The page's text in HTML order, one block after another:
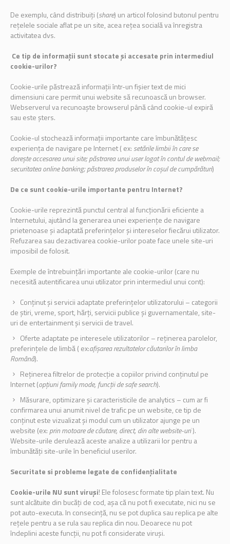
De exemplu, când distribuiți (share) un articol folosind butonul pentru
rețelele sociale aflat pe un site, acea rețea socială va înregistra
activitatea dvs.
Ce tip de informații sunt stocate și accesate prin intermediul
cookie-urilor?
Cookie-urile păstrează informații într-un fișier text de mici
dimensiuni care permit unui website să recunoască un browser.
Webserverul va recunoaște browserul până când cookie-ul expiră
sau este șters.
Cookie-ul stochează informații importante care îmbunătățesc
experiența de navigare pe Internet ( ex: setările limbii în care se
dorește accesarea unui site; păstrarea unui user logat în contul de webmail;
securitatea online banking; păstrarea produselor în coșul de cumpărături)
De ce sunt cookie-urile importante pentru Internet?
Cookie-urile reprezintă punctul central al funcționării eficiente a
Internetului, ajutând la generarea unei experiențe de navigare
prietenoase și adaptată preferințelor și intereselor fiecărui utilizator.
Refuzarea sau dezactivarea cookie-urilor poate face unele site-uri
imposibil de folosit.
Exemple de întrebuințări importante ale cookie-urilor (care nu
necesită autentificarea unui utilizator prin intermediul unui cont):
Conținut și servicii adaptate preferințelor utilizatorului – categorii
de știri, vreme, sport, hărți, servicii publice și guvernamentale, site-
uri de entertainment și servicii de travel.
Oferte adaptate pe interesele utilizatorilor – reținerea parolelor,
preferințele de limbă ( ex:afișarea rezultatelor căutarilor în limba
Română).
Reținerea filtrelor de protecție a copiilor privind conținutul pe
Internet (opțiuni family mode, funcții de safe search).
Măsurare, optimizare și caracteristicile de analytics – cum ar fi
confirmarea unui anumit nivel de trafic pe un website, ce tip de
conținut este vizualizat și modul cum un utilizator ajunge pe un
website (ex: prin motoare de căutare, direct, din alte website-uri).
Website-urile derulează aceste analize a utilizarii lor pentru a
îmbunătăți site-urile în beneficiul userilor.
Securitate si probleme legate de confidențialitate
Cookie-urile NU sunt viruși! Ele folosesc formate tip plain text. Nu
sunt alcătuite din bucăți de cod, așa că nu pot fi executate, nici nu se
pot auto-executa. In consecință, nu se pot duplica sau replica pe alte
rețele pentru a se rula sau replica din nou. Deoarece nu pot
îndeplini aceste funcții, nu pot fi considerate viruși.